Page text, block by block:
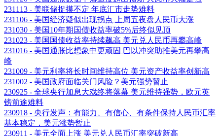
231113 - 美联储捉摸不定 年底汇市走势难料
231106 - 美国经济疑似出现拐点 上周五夜盘人民币大涨
231030 - 美国10年期国债收益率破5%后终似见顶
231023 - 美国国债收益率持续飙高 美元兑人民币再攀高峰
231016 - 美国通胀比想象中更顽固 巴以冲突助推美元再攀高
峰
231009 - 美元利率将长时间维持高位 美元资产收益率创新高
231002 - 美国政府面临关门风险？美元强势暂止
230925 - 全球央行加息大戏终将落幕 美元维持强势，欧元英
镑前途难料
230918 - 央行发声：有能力、有信心、有条件保持人民币汇率
基本稳定，美元涨势暂止
230911 - 美元全面上涨 美元兑人民币汇率突破新高